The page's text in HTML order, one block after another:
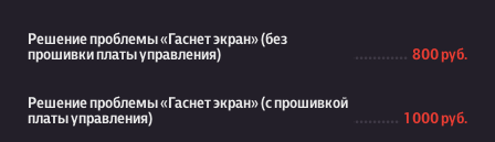
Решение проблемы «Гаснет экран» (без
прошивки платы управления)
800 руб.
Решение проблемы «Гаснет экран» (с прошивкой
платы управления)
1 000 руб.